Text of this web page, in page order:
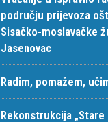
području prijevoza
Sisačko-moslavačke
Jasenovac
Radim, pomažem,
Rekonstrukcija